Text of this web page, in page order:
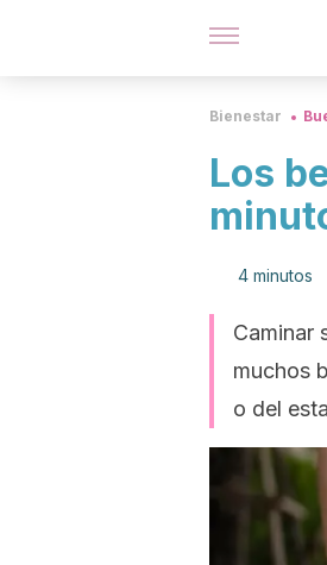
Bienestar
Los
4 minutos
Caminar
muchos
o del